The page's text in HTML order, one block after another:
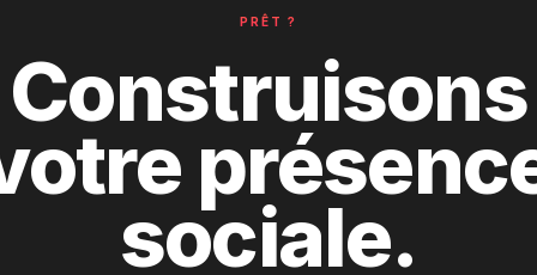
PRÊT ?
Construisons
sociale.